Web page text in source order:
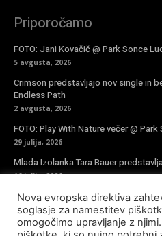
Priporočamo
FOTO: Jani Kovačič @ Park Sonce
5 avgusta, 2026
Crimson predstavljajo nov single in
Endless Path
2 avgusta, 2026
FOTO: Play With Nature večer @
29 julija, 2026
Mlada Izolanka Tara Bauer
16 julija, 2026
Vpiši se v novičke
Nova evropska direktiva
soglasje za namestitev
omogočimo upravljanje z